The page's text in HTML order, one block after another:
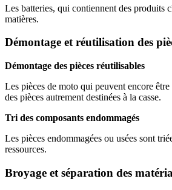
Les batteries, qui contiennent des produits
matières.
Démontage et réutilisation des
Démontage des pièces réutilisables
Les pièces de moto qui peuvent encore
des pièces autrement destinées à la casse.
Tri des composants endommagés
Les pièces endommagées ou usées sont
ressources.
Broyage et séparation des